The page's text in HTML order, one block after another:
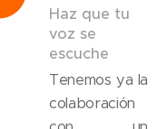
Haz que tu
voz se
escuche
Tenemos ya la
colaboración